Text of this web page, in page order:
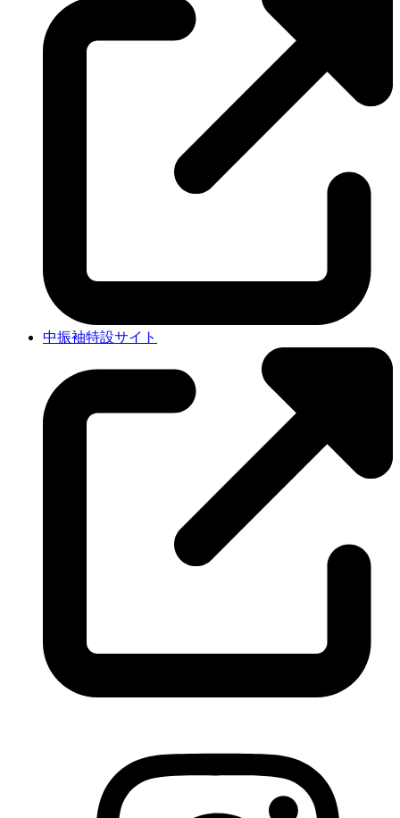
中振袖特設サイト